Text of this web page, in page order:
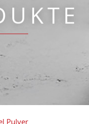
Pulver